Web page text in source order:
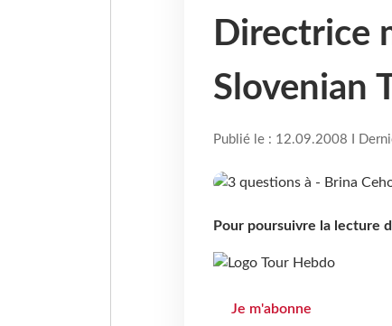
Directrice
Slovenian
Publié le : 12.09.2008 I
Pour poursuivre la lecture
Je m'abonne